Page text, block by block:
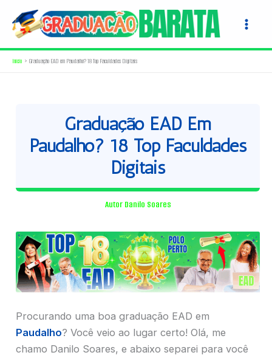
para
conteúdo
Início Graduação EAD em Paudalho? 18 Top Faculdades Digitais
Graduação EAD Em
Paudalho? 18 Top Faculdades
Digitais
Autor Danilo Soares
Procurando uma boa graduação EAD em
Paudalho? Você veio ao lugar certo! Olá, me
chamo Danilo Soares, e abaixo separei para você